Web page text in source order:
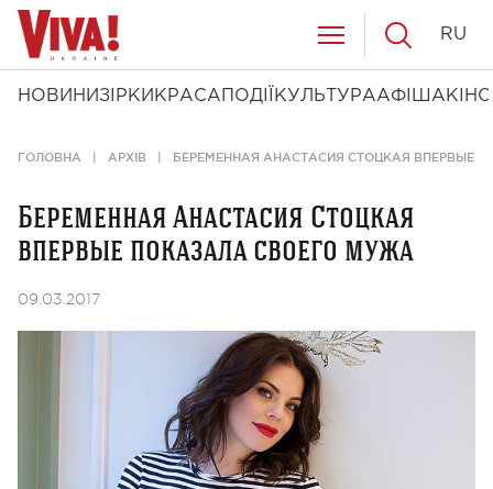
НОВИНИ ЗІРКИ КРАСА ПОДІЇ КУЛЬТУРААФІША КІНО
RU
ГОЛОВНА АРХІВ БЕРЕМЕННАЯ АНАСТАСИЯ СТОЦКАЯ ВПЕРВЫЕ
Беременная Анастасия Стоцкая
впервые показала своего мужа
09.03.2017